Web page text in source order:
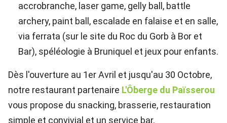
accrobranche, laser game, gelly ball, battle
archery, paint ball, escalade en falaise et en salle,
via ferrata (sur le site du Roc du Gorb à Bor et
Bar), spéléologie à Bruniquel et jeux pour enfants.
Dès l'ouverture au 1er Avril et jusqu'au 30 Octobre,
notre restaurant partenaire L'Ôberge du Païsserou
vous propose du snacking, brasserie, restauration
simple et convivial et un service bar.